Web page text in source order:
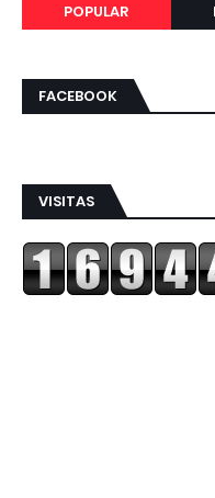
POPULAR
FACEBOOK
VISITAS